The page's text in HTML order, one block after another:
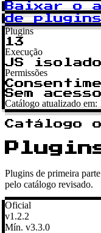
Baixar o
de
Plugins
13
Execução
JS isolado
Permissões
Sem
Catálogo atualizado
Catálogo
Plugins de primeira
pelo catálogo revisado.
Oficial
v1.2.2
Mín. v3.3.0